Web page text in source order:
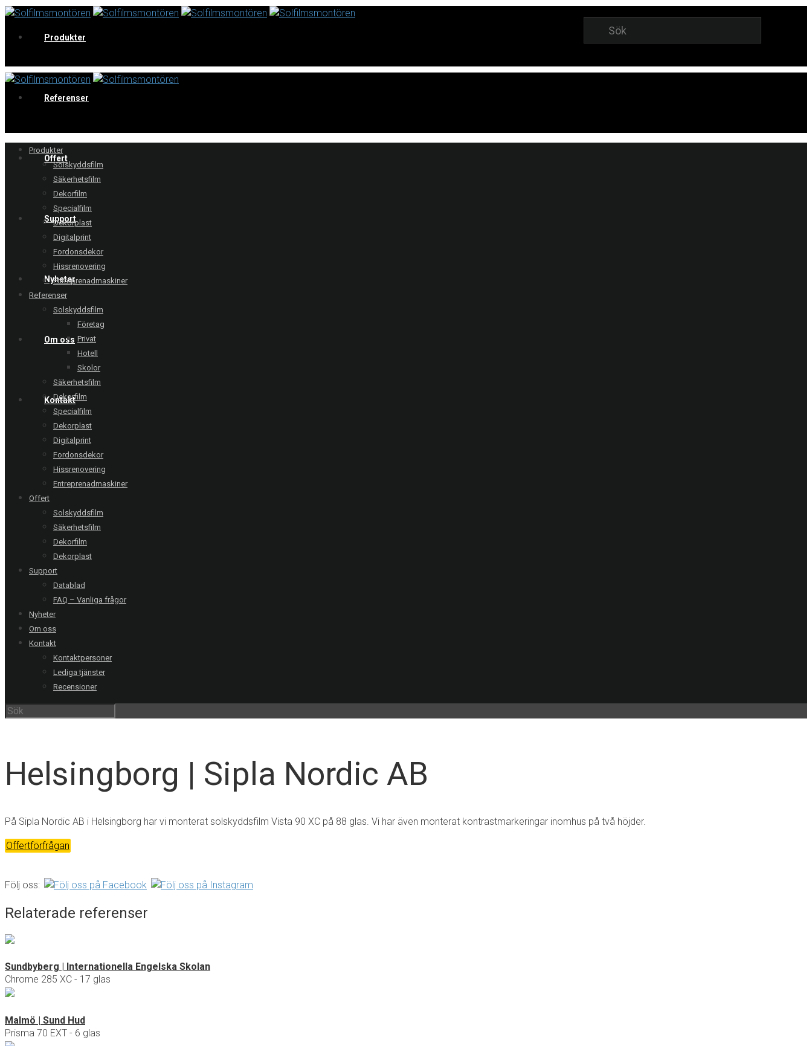
Produkter
Referenser
Offert
Support
Nyheter
Om oss
Kontakt
Produkter
Solskyddsfilm
Säkerhetsfilm
Dekorfilm
Specialfilm
Dekorplast
Digitalprint
Fordonsdekor
Hissrenovering
Entreprenadmaskiner
Referenser
Solskyddsfilm
Företag
Privat
Hotell
Skolor
Säkerhetsfilm
Dekorfilm
Specialfilm
Dekorplast
Digitalprint
Fordonsdekor
Hissrenovering
Entreprenadmaskiner
Offert
Solskyddsfilm
Säkerhetsfilm
Dekorfilm
Dekorplast
Support
Datablad
FAQ – Vanliga frågor
Nyheter
Om oss
Kontakt
Kontaktpersoner
Lediga tjänster
Recensioner
Helsingborg | Sipla Nordic AB
På Sipla Nordic AB i Helsingborg har vi monterat solskyddsfilm Vista 90 XC på 88 glas. Vi har även monterat kontrastmarkeringar inomhus på två höjder.
Offertförfrågan
Följ oss:
Relaterade referenser
Sundbyberg | Internationella Engelska Skolan
Chrome 285 XC - 17 glas
Malmö | Sund Hud
Prisma 70 EXT - 6 glas